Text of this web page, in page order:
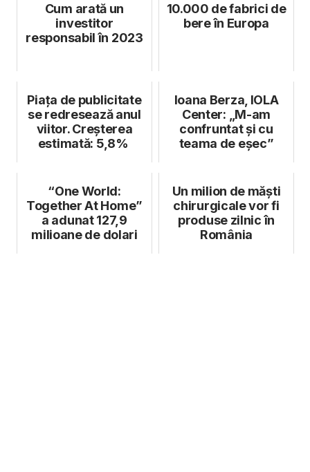
Cum arată un
investitor
responsabil în 2023
10.000 de fabrici de
bere în Europa
Piața de publicitate
se redresează anul
viitor. Creșterea
estimată: 5,8%
Ioana Berza, IOLA
Center: „M-am
confruntat și cu
teama de eșec”
“One World:
Together At Home”
a adunat 127,9
milioane de dolari
Un milion de măşti
chirurgicale vor fi
produse zilnic în
România